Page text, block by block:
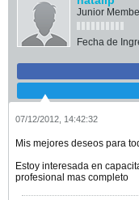
Junior
Fecha de
07/12/2012, 14:42:32
Mis mejores deseos para
Estoy interesada en
profesional mas completo